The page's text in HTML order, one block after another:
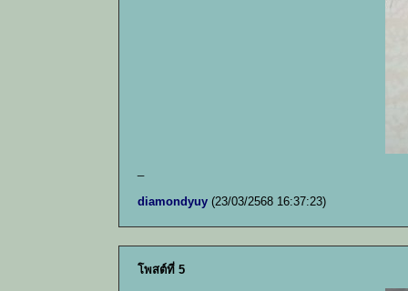
diamondyuy (23/03/2568 16:37:23)
โพสต์ที่ 5